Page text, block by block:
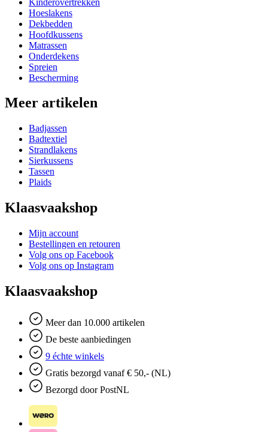
Hoeslakens
Dekbedden
Hoofdkussens
Matrassen
Onderdekens
Spreien
Bescherming
Meer artikelen
Badjassen
Badtextiel
Strandlakens
Sierkussens
Tassen
Plaids
Klaasvaakshop
Mijn account
Bestellingen en retouren
Volg ons op Facebook
Volg ons op Instagram
Klaasvaakshop
Meer dan 10.000 artikelen
De beste aanbiedingen
9 échte winkels
Gratis bezorgd vanaf € 50,- (NL)
Bezorgd door PostNL